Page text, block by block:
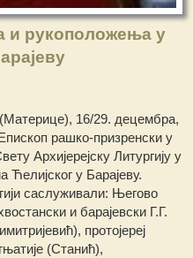
и рукоположења у
16/29. децембра,
рашко-призренски у
Архијерејску Литургију у
Ћелијског у Барајеву.
саслуживали: Његово
и барајевски Г.Г.
протојереј
(Станић),